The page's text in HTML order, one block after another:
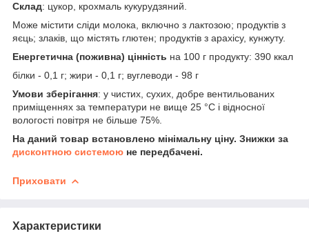
Склад: цукор, крохмаль кукурудзяний.
Може містити сліди молока, включно з лактозою; продуктів з
яєць; злаків, що містять глютен; продуктів з арахісу, кунжуту.
Енергетична (поживна) цінність на 100 г продукту: 390 ккал
білки - 0,1 г; жири - 0,1 г; вуглеводи - 98 г
Умови зберігання: у чистих, сухих, добре вентильованих
приміщеннях за температури не вище 25 °C і відносної
вологості повітря не більше 75%.
На даний товар встановлено мінімальну ціну. Знижки за
дисконтною системою не передбачені.
Приховати
Характеристики